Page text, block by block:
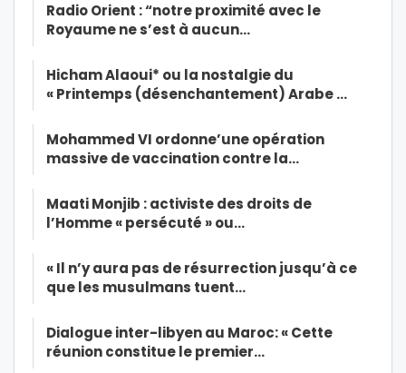
Radio Orient : “notre proximité avec le
Royaume ne s’est à aucun…
Hicham Alaoui* ou la nostalgie du
« Printemps (désenchantement) Arabe …
Mohammed VI ordonne’une opération
massive de vaccination contre la…
Maati Monjib : activiste des droits de
l’Homme « persécuté » ou…
« Il n’y aura pas de résurrection jusqu’à ce
que les musulmans tuent…
Dialogue inter-libyen au Maroc: « Cette
réunion constitue le premier…